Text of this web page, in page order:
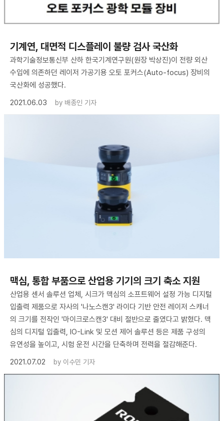
기계연, 대면적 디스플레이 불량 검사 국산화
과학기술정보통신부 산하 한국기계연구원(원장 박상진)이 전량 외산
수입에 의존하던 레이저 가공기용 오토 포커스(Auto-focus) 장비의
국산화에 성공했다.
2021.06.03
by 배종인 기자
​맥심, 통합 부품으로 산업용 기기의 크기 축소 지원
산업용 센서 솔루션 업체, 시크가 맥심의 소프트웨어 설정 가능 디지털
입출력 제품으로 자사의 '나노스캔3' 라이다 기반 안전 레이저 스캐너
의 크기를 전작인 '마이크로스캔3' 대비 절반으로 줄였다고 밝혔다. 맥
심의 디지털 입출력, IO-Link 및 모션 제어 솔루션 등은 제품 구성의
유연성을 높이고, 시험 운전 시간을 단축하며 전력을 절감해준다.
2021.07.02
by 이수민 기자